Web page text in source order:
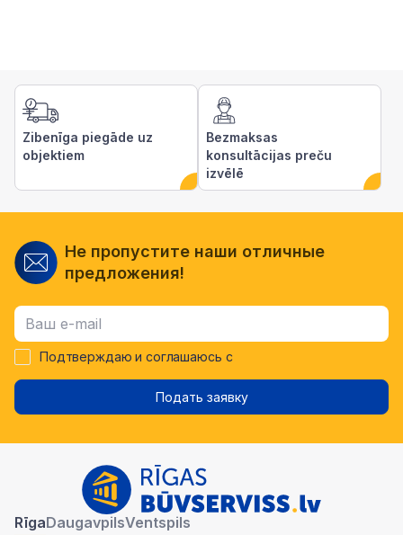
Zibenīga piegāde uz
objektiem
Bezmaksas
konsultācijas preču
izvēlē
Не пропустите наши отличные
предложения!
Подтверждаю и соглашаюсь с
Подать заявку
RīgaDaugavpilsVentspils